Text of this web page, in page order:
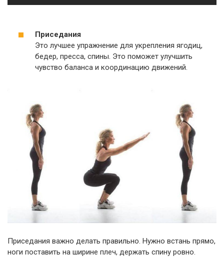
Приседания
Это лучшее упражнение для укрепления ягодиц,
бедер, пресса, спины. Это поможет улучшить
чувство баланса и координацию движений.
Приседания важно делать правильно. Нужно встань прямо,
ноги поставить на ширине плеч, держать спину ровно.